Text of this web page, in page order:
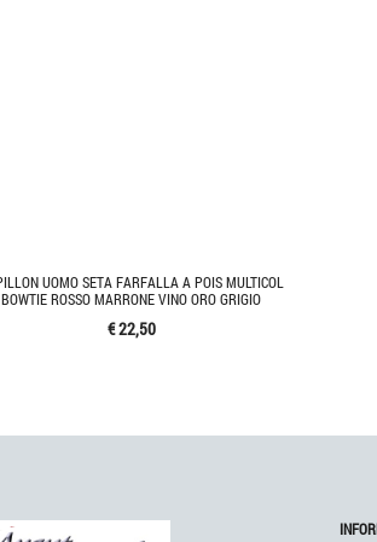
UOMO SETA FARFALLA A POIS MULTICOL
BOWTIE ROSSO MARRONE VINO ORO GRIGIO
€ 22,50